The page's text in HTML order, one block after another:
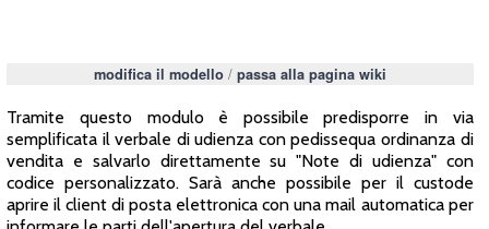
modifica il modello/ passa alla pagina wiki
Tramite questo modulo è possibile predisporre in via
semplificata il verbale di udienza con pedissequa ordinanza di
vendita e salvarlo direttamente su "Note di udienza" con
codice personalizzato. Sarà anche possibile per il custode
aprire il client di posta elettronica con una mail automatica per